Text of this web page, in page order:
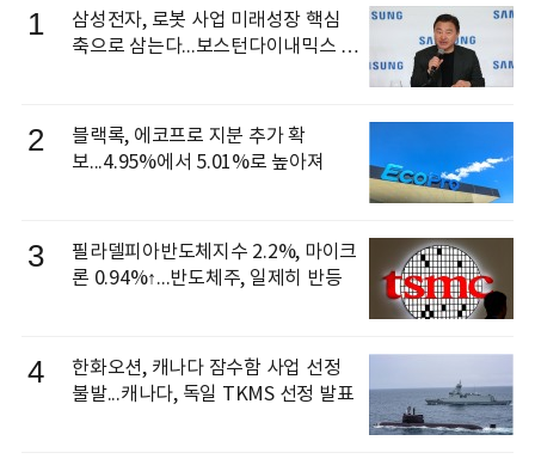
1
삼성전자, 로봇 사업 미래성장 핵심
축으로 삼는다...보스턴다이내믹스 출
2
블랙록, 에코프로 지분 추가 확
보...4.95%에서 5.01%로 높아져
3
필라델피아반도체지수 2.2%, 마이크
론 0.94%↑...반도체주, 일제히 반등
4
한화오션, 캐나다 잠수함 사업 선정
불발...캐나다, 독일 TKMS 선정 발표